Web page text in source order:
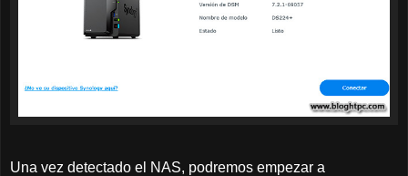
Una vez detectado el NAS, podremos empezar a